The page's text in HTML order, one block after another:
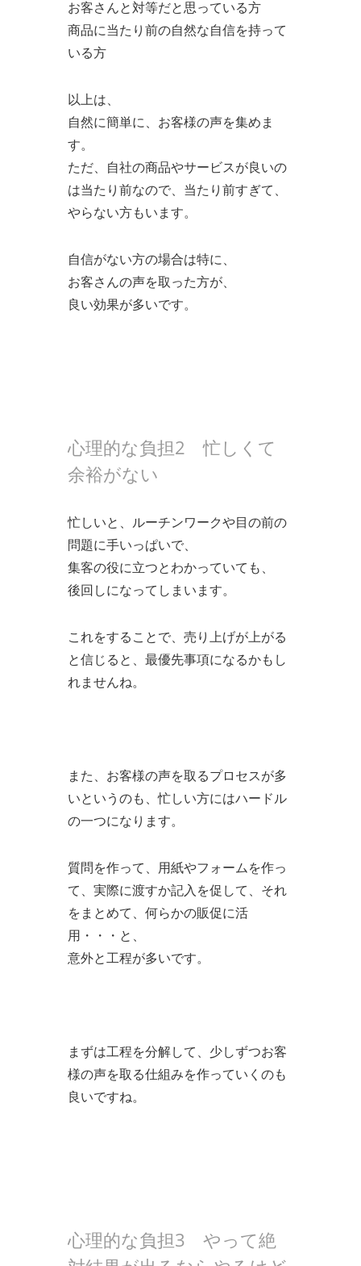
お客さんと対等だと思っている方
商品に当たり前の自然な自信を持って
いる方
以上は、
自然に簡単に、お客様の声を集めま
す。
ただ、自社の商品やサービスが良いの
は当たり前なので、当たり前すぎて、
やらない方もいます。
自信がない方の場合は特に、
お客さんの声を取った方が、
良い効果が多いです。
心理的な負担2 忙しくて
余裕がない
忙しいと、ルーチンワークや目の前の
問題に手いっぱいで、
集客の役に立つとわかっていても、
後回しになってしまいます。
これをすることで、売り上げが上がる
と信じると、最優先事項になるかもし
れませんね。
また、お客様の声を取るプロセスが多
いというのも、忙しい方にはハードル
の一つになります。
質問を作って、用紙やフォームを作っ
て、実際に渡すか記入を促して、それ
をまとめて、何らかの販促に活
用・・・と、
意外と工程が多いです。
まずは工程を分解して、少しずつお客
様の声を取る仕組みを作っていくのも
良いですね。
心理的な負担3 やって絶